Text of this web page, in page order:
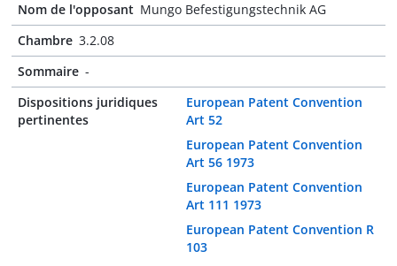
Nom de l'opposant Mungo Befestigungstechnik AG
Chambre 3.2.08
Sommaire -
Dispositions juridiques
pertinentes
European Patent Convention
Art 52
European Patent Convention
Art 56 1973
European Patent Convention
Art 111 1973
European Patent Convention R
103